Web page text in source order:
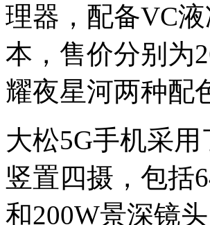
理器，配备VC
本，售价分别为
耀夜星河两种配
大松5G手机采
竖置四摄，包括
和200W景深镜